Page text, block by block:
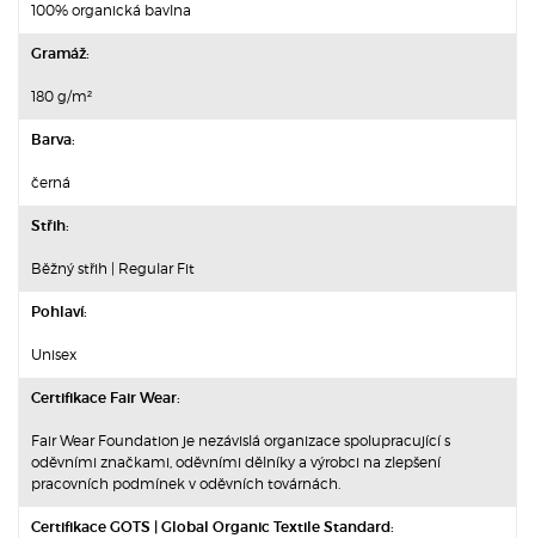
100% organická bavlna
Gramáž:
180 g/m²
Barva:
černá
Střih:
Běžný střih | Regular Fit
Pohlaví:
Unisex
Certifikace Fair Wear:
Fair Wear Foundation je nezávislá organizace spolupracující s
oděvními značkami, oděvními dělníky a výrobci na zlepšení
pracovních podmínek v oděvních továrnách.
Certifikace GOTS | Global Organic Textile Standard: